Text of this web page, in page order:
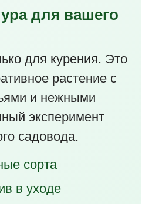
для вашего
для курения. Это
растение с
и нежными
эксперимент
садовода.
сорта
в уходе